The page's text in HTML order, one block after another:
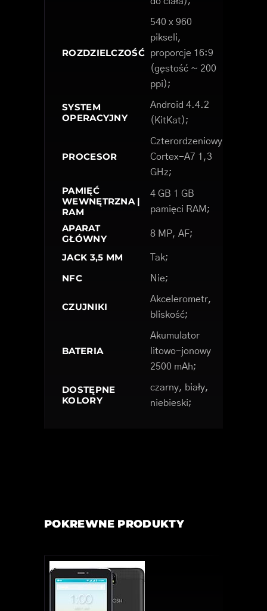
ROZDZIELCZOŚĆ
540 x 960
pikseli,
proporcje 16:9
(gęstość ~ 200
ppi);
SYSTEM
OPERACYJNY
Android 4.4.2
(KitKat);
PROCESOR
Czterordzeniowy
Cortex-A7 1,3
GHz;
PAMIĘĆ
WEWNĘTRZNA |
RAM
4 GB 1 GB
pamięci RAM;
APARAT
GŁÓWNY
8 MP, AF;
JACK 3,5 MM Tak;
NFC Nie;
CZUJNIKI
Akcelerometr,
bliskość;
BATERIA
Akumulator
litowo-jonowy
2500 mAh;
DOSTĘPNE
KOLORY
czarny, biały,
niebieski;
POKREWNE PRODUKTY